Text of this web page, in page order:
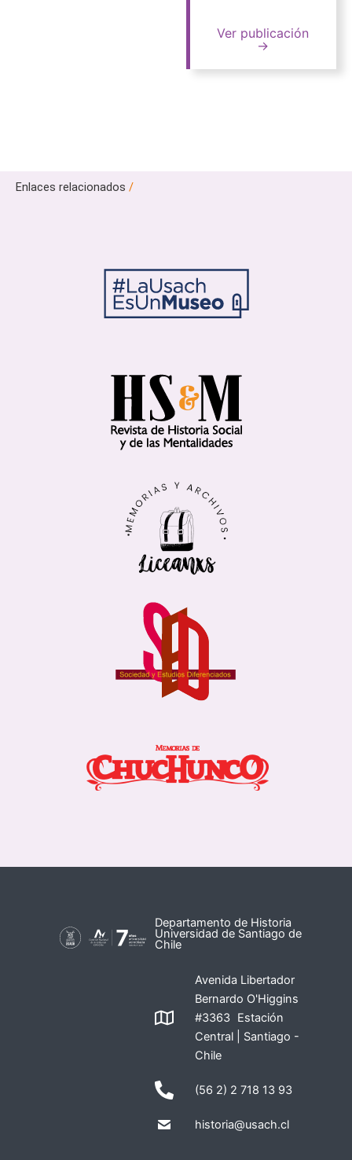
Ver publicación
→
Enlaces relacionados /
Departamento de Historia
Universidad de Santiago de
Chile
Avenida Libertador
Bernardo O'Higgins
#3363 Estación
Central | Santiago -
Chile
(56 2) 2 718 13 93
historia@usach.cl